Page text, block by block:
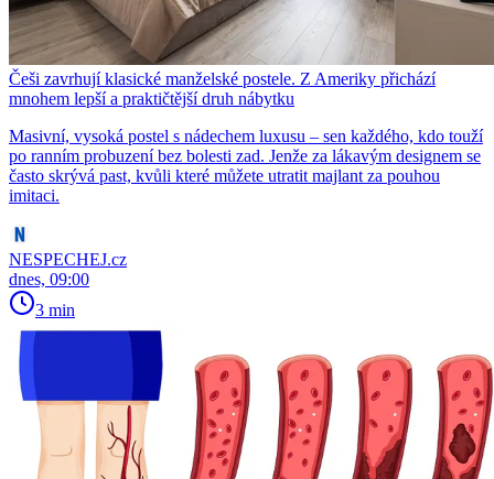
Češi zavrhují klasické manželské postele. Z Ameriky přichází
mnohem lepší a praktičtější druh nábytku
Masivní, vysoká postel s nádechem luxusu – sen každého, kdo touží
po ranním probuzení bez bolesti zad. Jenže za lákavým designem se
často skrývá past, kvůli které můžete utratit majlant za pouhou
imitaci.
NESPECHEJ.cz
dnes, 09:00
3 min